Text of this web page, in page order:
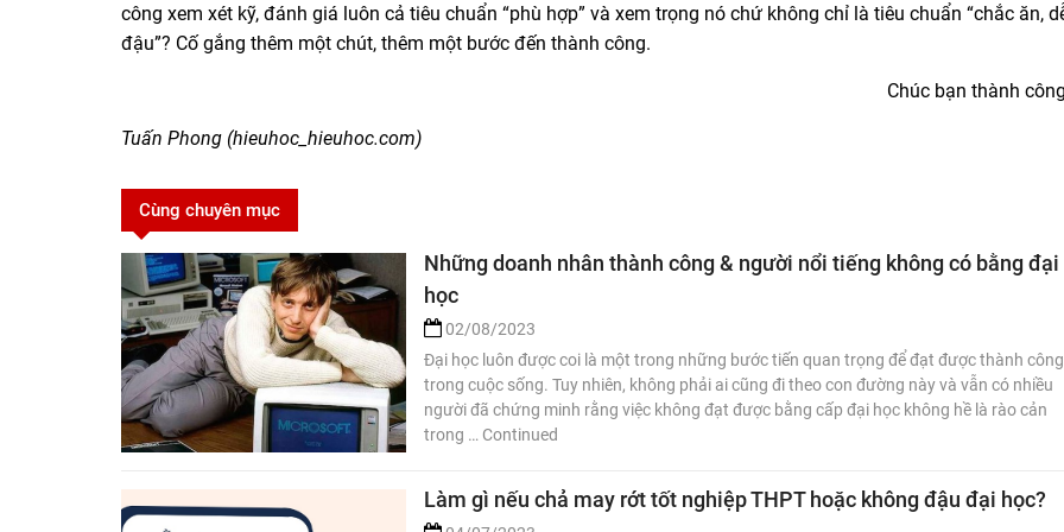
công xem xét kỹ, đánh giá luôn cả tiêu chuẩn “phù hợp” và xem trọng nó chứ không chỉ là tiêu chuẩn “chắc ăn,
đậu”? Cố gắng thêm một chút, thêm một bước đến thành công.
Chúc bạn thành
Tuấn Phong (hieuhoc_hieuhoc.com)
Cùng chuyên mục
Những doanh nhân thành công & người nổi tiếng không có bằng đại
học
02/08/2023
Đại học luôn được coi là một trong những bước tiến quan trọng để đạt được thành công
trong cuộc sống. Tuy nhiên, không phải ai cũng đi theo con đường này và vẫn có nhiều
người đã chứng minh rằng việc không đạt được bằng cấp đại học không hề là rào cản
trong … Continued
Làm gì nếu chả may rớt tốt nghiệp THPT hoặc không đậu đại học?